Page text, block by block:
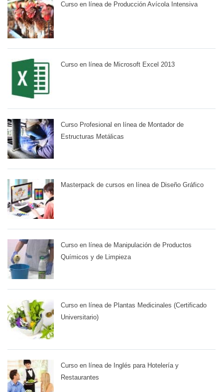
Curso en línea de Producción Avícola Intensiva
Curso en línea de Microsoft Excel 2013
Curso Profesional en línea de Montador de
Estructuras Metálicas
Masterpack de cursos en línea de Diseño Gráfico
Curso en línea de Manipulación de Productos
Químicos y de Limpieza
Curso en línea de Plantas Medicinales (Certificado
Universitario)
Curso en línea de Inglés para Hotelería y
Restaurantes